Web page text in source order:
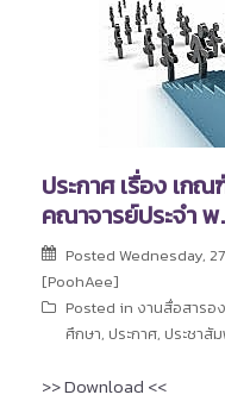
ประกาศ เรื่อง เก
คณาจารย์ประจำ
Posted Wednesday,
[PoohAee]
Posted in งานสื่อสารอ
ศึกษา, ประกาศ, ประชาสั
>> Download <<